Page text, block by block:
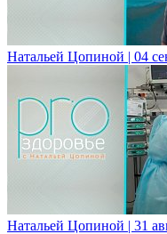
Натальей Цопиной | 04
Натальей Цопиной | 31